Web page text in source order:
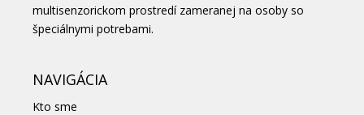
multisenzorickom prostredí zameranej na osoby so
špeciálnymi potrebami.
NAVIGÁCIA
Kto sme